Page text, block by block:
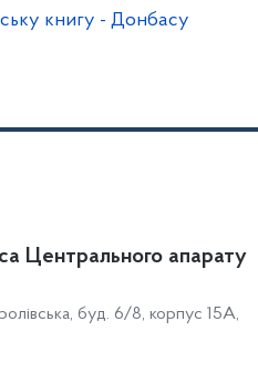
книгу - Донбасу
Доступ
Звіти
Центрального апарату
буд. 6/8, корпус 15А,